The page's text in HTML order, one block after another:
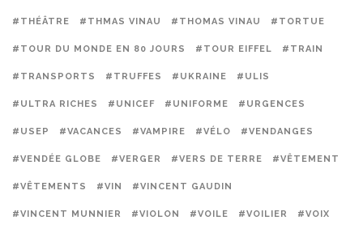
#THÉÂTRE #THMAS VINAU #THOMAS VINAU #TORTUE
#TOUR DU MONDE EN 80 JOURS #TOUR EIFFEL #TRAIN
#TRANSPORTS #TRUFFES #UKRAINE #ULIS
#ULTRA RICHES #UNICEF #UNIFORME #URGENCES
#USEP #VACANCES #VAMPIRE #VÉLO #VENDANGES
#VENDÉE GLOBE #VERGER #VERS DE TERRE #VÊTEMENT
#VÊTEMENTS #VIN #VINCENT GAUDIN
#VINCENT MUNNIER #VIOLON #VOILE #VOILIER #VOIX